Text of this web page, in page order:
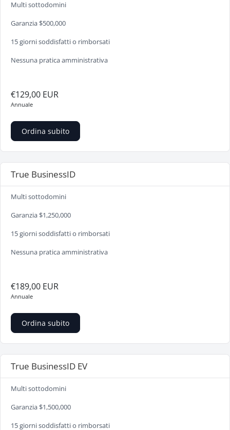
Multi sottodomini
Garanzia $500,000
15 giorni soddisfatti o rimborsati
Nessuna pratica amministrativa
€129,00 EUR
Annuale
Ordina subito
True BusinessID
Multi sottodomini
Garanzia $1,250,000
15 giorni soddisfatti o rimborsati
Nessuna pratica amministrativa
€189,00 EUR
Annuale
Ordina subito
True BusinessID EV
Multi sottodomini
Garanzia $1,500,000
15 giorni soddisfatti o rimborsati